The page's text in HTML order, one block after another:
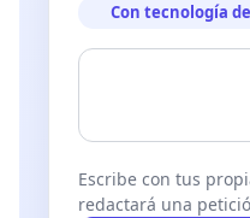
Con tecnología
Escribe con tus
redactará una